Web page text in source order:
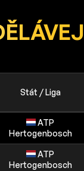
Stát / Liga
ATP
Hertogenbosch
ATP
Hertogenbosch